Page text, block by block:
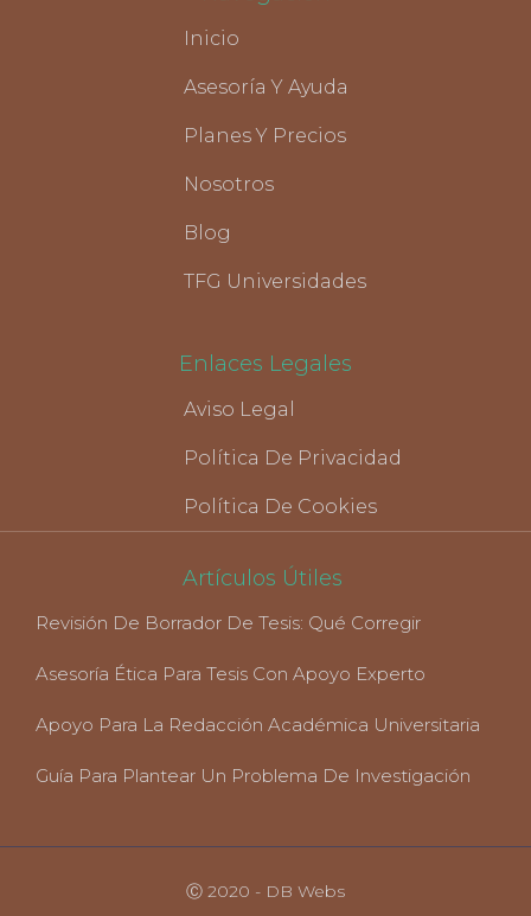
Inicio
Asesoría Y Ayuda
Planes Y Precios
Nosotros
Blog
TFG Universidades
Enlaces Legales
Aviso Legal
Política De Privacidad
Política De Cookies
Artículos Útiles
Revisión De Borrador De Tesis: Qué Corregir
Asesoría Ética Para Tesis Con Apoyo Experto
Apoyo Para La Redacción Académica Universitaria
Guía Para Plantear Un Problema De Investigación
Ⓒ 2020 - DB Webs